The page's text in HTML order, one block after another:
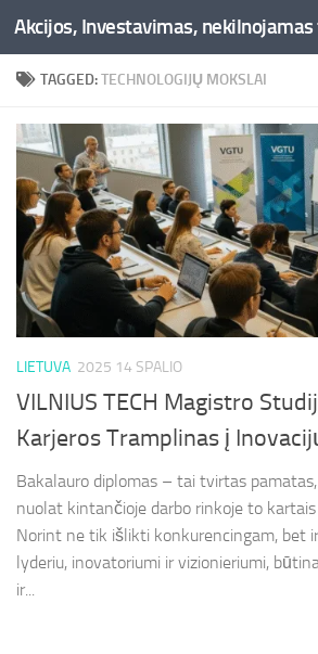
Skip to content
TAGGED:TECHNOLOGIJŲ MOKSLAI
LIETUVA 2025 14 SPALIO
VILNIUS TECH Magistro
Karjeros Tramplinas į
Bakalauro diplomas – tai tvirtas
nuolat kintančioje darbo rinkoje to
Norint ne tik išlikti konkurencingam, bet
lyderiu, inovatoriumi ir vizionieriumi,
ir...